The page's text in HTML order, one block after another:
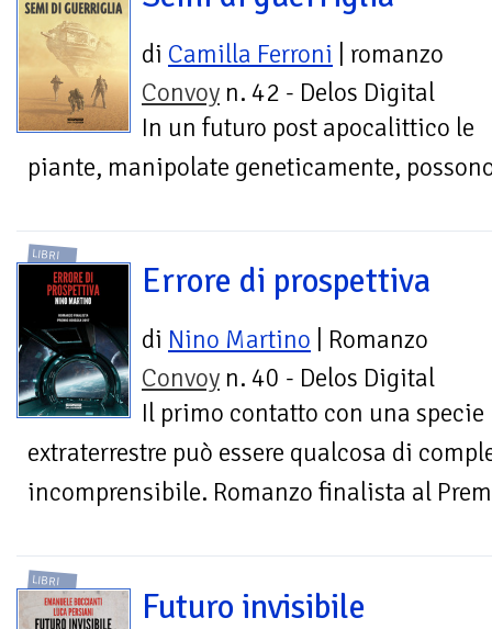
di Camilla Ferroni | romanzo
Convoy n. 42 - Delos Digital
In un futuro post apocalittico le
piante, manipolate geneticamente,
LIBRI
Errore di prospettiva
di Nino Martino | Romanzo
Convoy n. 40 - Delos Digital
Il primo contatto con una specie
extraterrestre può essere qualcosa di
incomprensibile. Romanzo finalista al
LIBRI
Futuro invisibile